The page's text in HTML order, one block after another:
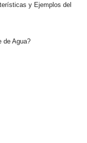
y Ejemplos del
de Agua?